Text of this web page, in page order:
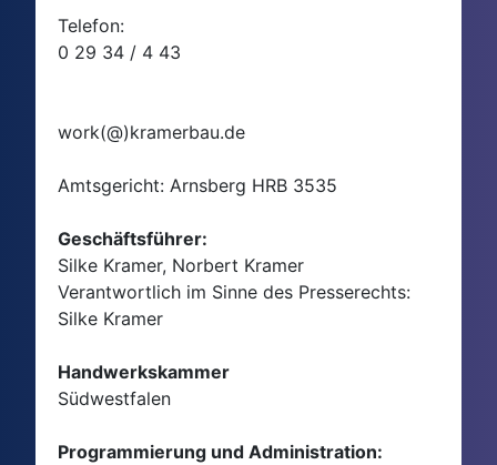
Telefon:
0 29 34 / 4 43
work(@)kramerbau.de
Amtsgericht: Arnsberg HRB 3535
Geschäftsführer:
Silke Kramer, Norbert Kramer
Verantwortlich im Sinne des Presserechts:
Silke Kramer
Handwerkskammer
Südwestfalen
Programmierung und Administration: